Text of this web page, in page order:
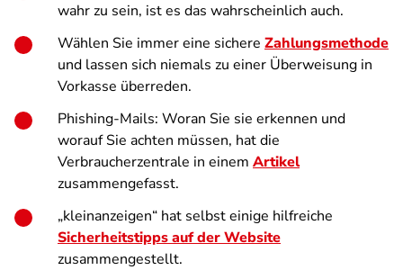
wahr zu sein, ist es das wahrscheinlich auch.
Wählen Sie immer eine sichere Zahlungsmethode
und lassen sich niemals zu einer Überweisung in
Vorkasse überreden.
Phishing-Mails: Woran Sie sie erkennen und
worauf Sie achten müssen, hat die
Verbraucherzentrale in einem Artikel
zusammengefasst.
„kleinanzeigen“ hat selbst einige hilfreiche
Sicherheitstipps auf der Website
zusammengestellt.